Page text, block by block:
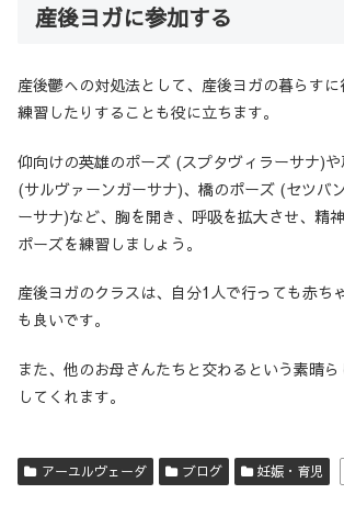
産後ヨガに参加する
産後鬱への対処法として、産後ヨガの暮らす
練習したりすることも役に立ちます。
仰向けの英雄のポーズ (スプタヴィラーサナ)
(サルヴァーンガーサナ)、橋のポーズ (セツバ
ーサナ)など、胸を開き、呼吸を拡大させ、精
ポーズを練習しましょう。
産後ヨガのクラスは、自分1人で行っても赤ち
も良いです。
また、他のお母さんたちと交わるという素晴
してくれます。
アーユルヴェーダ ブログ 妊娠・育児